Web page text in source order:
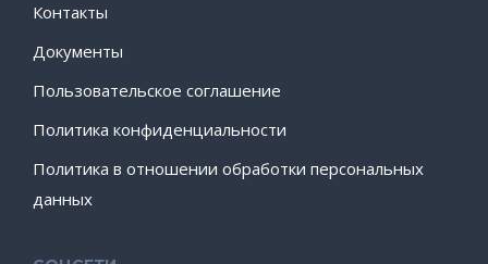
Контакты
Документы
Пользовательское соглашение
Политика конфиденциальности
Политика в отношении обработки персональных
данных